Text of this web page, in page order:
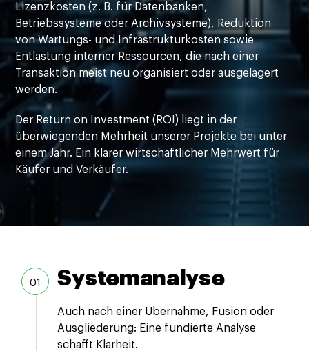
Lizenzkosten (z. B. für Datenbanken,
Betriebssysteme oder Archivsysteme), Reduktion
von Wartungs- und Infrastrukturkosten sowie
Entlastung interner Ressourcen, die nach einer
Transaktion meist neu organisiert oder ausgelagert
werden.
Der Return on Investment (ROI) liegt in der
überwiegenden Mehrheit unserer Projekte bei unter
einem Jahr. Ein klarer wirtschaftlicher Mehrwert für
Käufer und Verkäufer.
Systemanalyse
Auch nach einer Übernahme, Fusion oder
Ausgliederung: Eine fundierte Analyse
schafft Klarheit.